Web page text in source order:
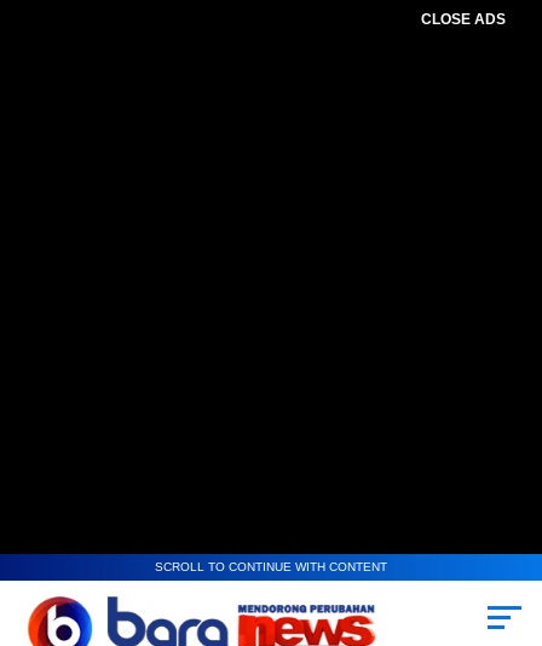
CLOSE ADS
SCROLL TO CONTINUE WITH CONTENT